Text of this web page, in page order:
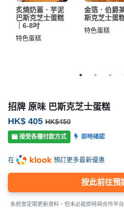
炙燒奶蓋．芋泥
巴斯克芝士蛋糕
｜6-8吋
特色蛋糕
金箔．伯爵
斯克芝士蛋
特色蛋糕
招牌 原味 巴斯克芝士蛋糕
HK$ 405 HK$450
接受各種付款方式 即時確認
在 預訂更多最新優惠
按此前往預
系統會定期更新資料，但未必能即時與合作平